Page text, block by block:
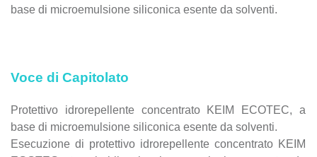
base di microemulsione siliconica esente da solventi.
Voce di Capitolato
Protettivo idrorepellente concentrato KEIM ECOTEC, a
base di microemulsione siliconica esente da solventi.
Esecuzione di protettivo idrorepellente concentrato KEIM